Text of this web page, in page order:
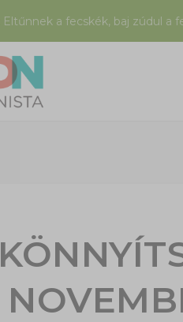
Eltűnnek a fecskék, baj zúdul a